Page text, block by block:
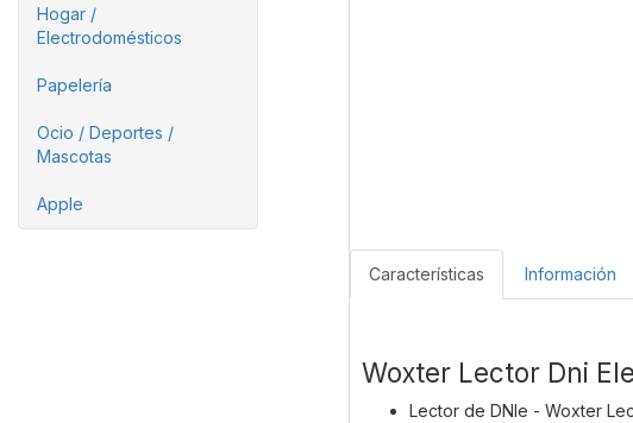
Hogar /
Electrodomésticos
Papelería
Ocio / Deportes /
Mascotas
Apple
Características Información
Woxter Lector Dni
Lector de DNIe - Woxter